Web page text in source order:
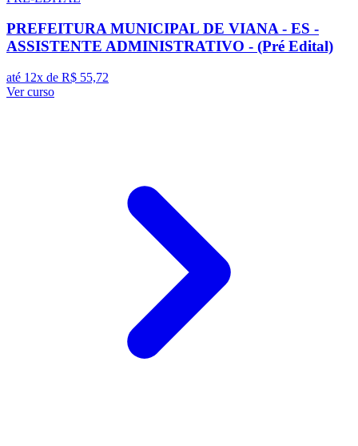
PREFEITURA MUNICIPAL DE VIANA - ES -
ASSISTENTE ADMINISTRATIVO - (Pré Edital)
até 12x de R$ 55,72
Ver curso